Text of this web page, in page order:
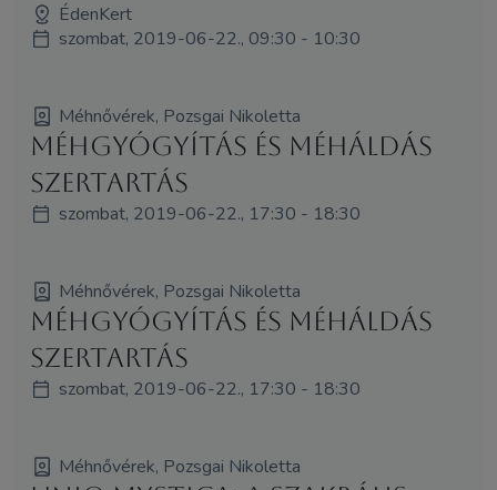
ÉdenKert
szombat, 2019-06-22., 09:30 - 10:30
Méhnővérek, Pozsgai Nikoletta
Méhgyógyítás és MéhÁldás
szertartás
szombat, 2019-06-22., 17:30 - 18:30
Méhnővérek, Pozsgai Nikoletta
Méhgyógyítás és MéhÁldás
szertartás
szombat, 2019-06-22., 17:30 - 18:30
Méhnővérek, Pozsgai Nikoletta